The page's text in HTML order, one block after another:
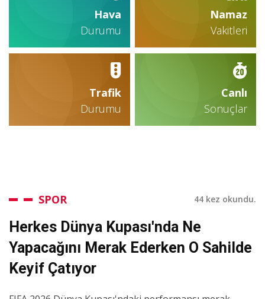
Hava
Durumu
Namaz
Vakitleri
Trafik
Durumu
Canlı
Sonuçlar
SPOR 44 kez okundu.
Herkes Dünya Kupası'nda Ne
Yapacağını Merak Ederken O Sahilde
Keyif Çatıyor